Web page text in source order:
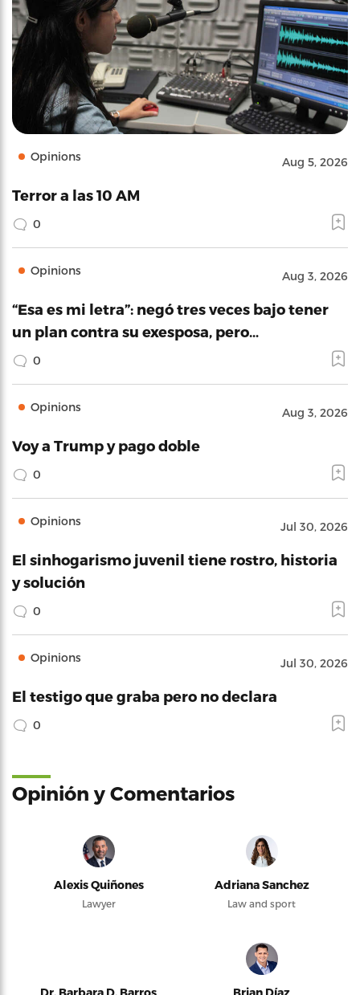
Opinions Aug 5, 2026
Terror a las 10 AM
0
Opinions Aug 3, 2026
“Esa es mi letra”: negó tres veces bajo tener
un plan contra su exesposa, pero…
0
Opinions Aug 3, 2026
Voy a Trump y pago doble
0
Opinions Jul 30, 2026
El sinhogarismo juvenil tiene rostro, historia
y solución
0
Opinions Jul 30, 2026
El testigo que graba pero no declara
0
Opinión y Comentarios
Alexis Quiñones
Lawyer
Adriana Sanchez
Law and sport
Dr. Barbara D. Barros Brian Díaz